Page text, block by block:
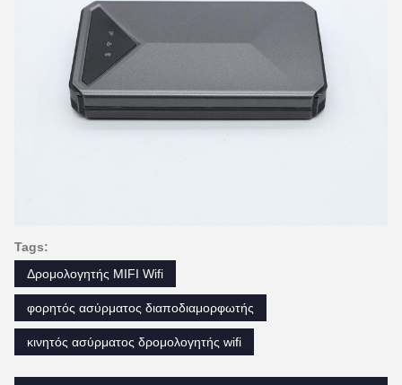
Tags:
Δρομολογητής MIFI Wifi
φορητός ασύρματος διαποδιαμορφωτής
κινητός ασύρματος δρομολογητής wifi